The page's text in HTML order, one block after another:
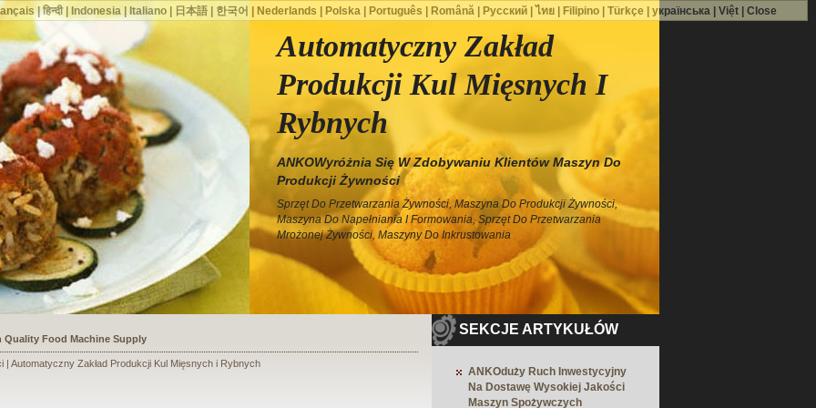
Automatyczny Zakład
Produkcji Kul Mięsnych I
Rybnych
ANKOWyróżnia Się W Zdobywaniu Klientów Maszyn Do
Produkcji Żywności
Sprzęt Do Przetwarzania Żywności, Maszyna Do Produkcji Żywności,
Maszyna Do Napełniania I Formowania, Sprzęt Do Przetwarzania
Mrożonej Żywności, Maszyny Do Inkrustowania
a Shoe Seller to Start a Food Business
Automatyczny Zakład Produkcji Kul Mięsnych i Rybnych
SEKCJE ARTYKUŁÓW
ANKOduży Ruch Inwestycyjny
Na Dostawę Wysokiej Jakości
Maszyn Spożywczych
|हिन्दी| Indonesia| Italiano| 日本語| 한국어 Nederlands Polska| Português Română| Русский| ไทย| Filipino| Türkçe українська| Việt| Close